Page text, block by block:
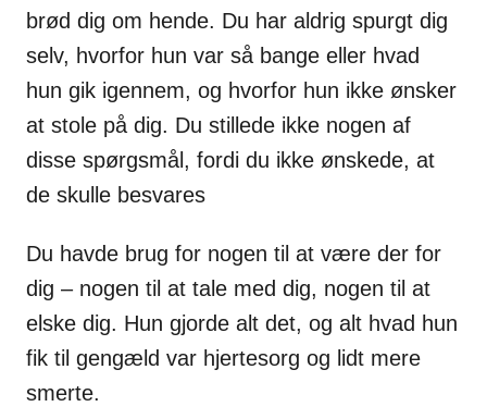
brød dig om hende. Du har aldrig spurgt dig
selv, hvorfor hun var så bange eller hvad
hun gik igennem, og hvorfor hun ikke ønsker
at stole på dig. Du stillede ikke nogen af
disse spørgsmål, fordi du ikke ønskede, at
de skulle besvares
Du havde brug for nogen til at være der for
dig – nogen til at tale med dig, nogen til at
elske dig. Hun gjorde alt det, og alt hvad hun
fik til gengæld var hjertesorg og lidt mere
smerte.